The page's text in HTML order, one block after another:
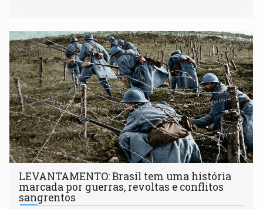
LEVANTAMENTO: Brasil tem uma história
marcada por guerras, revoltas e conflitos
sangrentos